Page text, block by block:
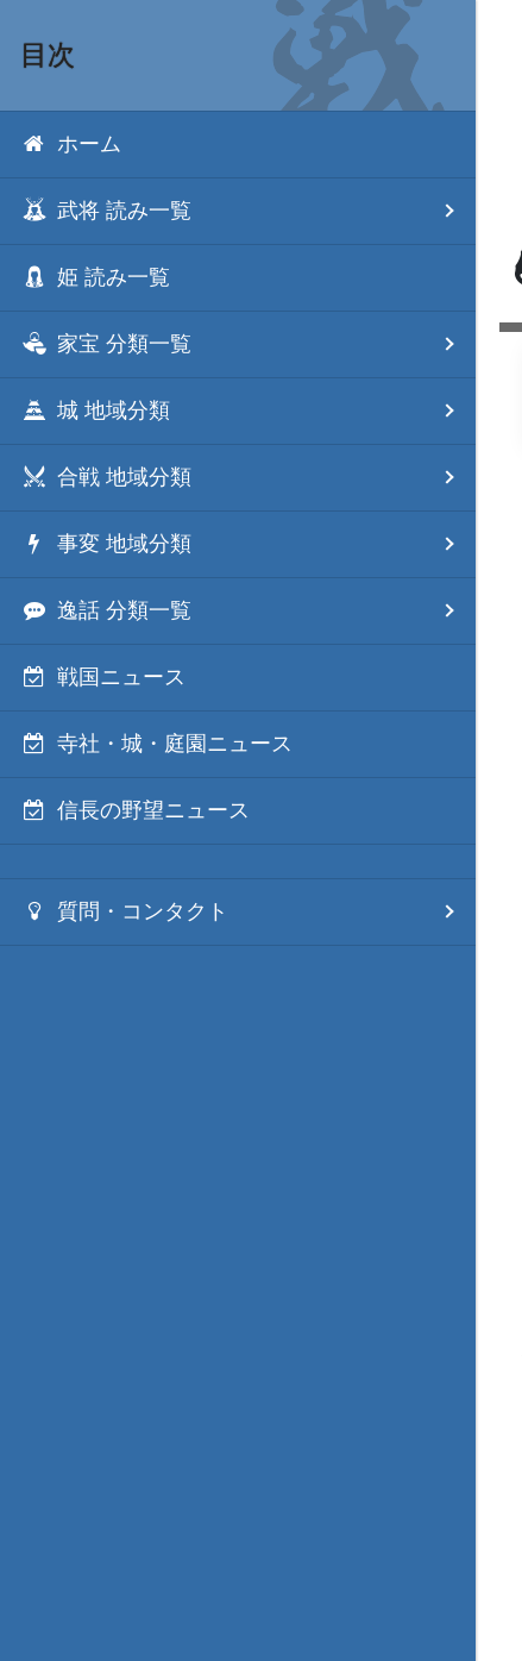
目次
ホーム
武将 読み一覧
姫 読み一覧
家宝 分類一覧
城 地域分類
合戦 地域分類
事変 地域分類
逸話 分類一覧
戦国ニュース
寺社・城・庭園ニュース
信長の野望ニュース
質問・コンタクト